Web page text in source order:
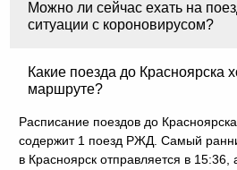
Можно ли сейчас ехать на
ситуации с короновирусом?
Какие поезда до Красноярска
маршруте?
Расписание поездов до
содержит 1 поезд РЖД. Самый
в Красноярск отправляется в